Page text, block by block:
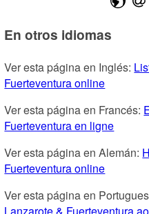
En otros idiomas
Ver esta página en Inglés:
Fuerteventura online
Ver esta página en Francés:
Fuerteventura en ligne
Ver esta página en Alemán:
Fuerteventura online
Ver esta página en
Lanzarote & Fuerteventura